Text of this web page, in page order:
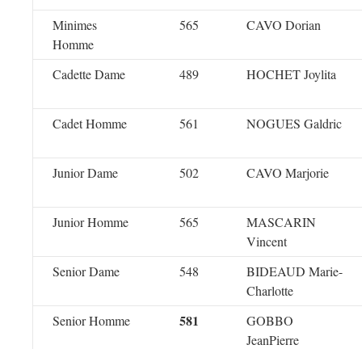
Minimes
Homme
565 CAVO Dorian
Cadette Dame 489 HOCHET Joylita
Cadet Homme 561 NOGUES Galdric
Junior Dame 502 CAVO Marjorie
Junior Homme 565
MASCARIN
Vincent
Senior Dame
548
BIDEAUD Marie-
Charlotte
Senior Homme
581
GOBBO
JeanPierre